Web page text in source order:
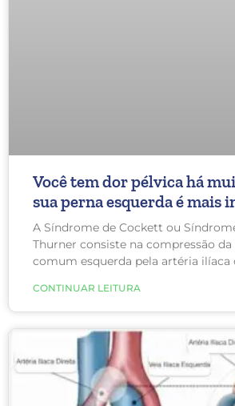
Você tem dor pélvica há
sua perna esquerda é mais
direita? Saiba que você
Síndrome de Cockett
A Síndrome de Cockett ou
Thurner consiste na compressão da
comum esquerda pela artéria
perna esquerda para o coração,
membro, na pélvis e, em casos
trombose.
CONTINUAR LEITURA